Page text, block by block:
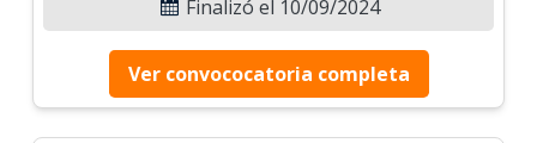
Finalizó el 10/09/2024
Ver convococatoria completa